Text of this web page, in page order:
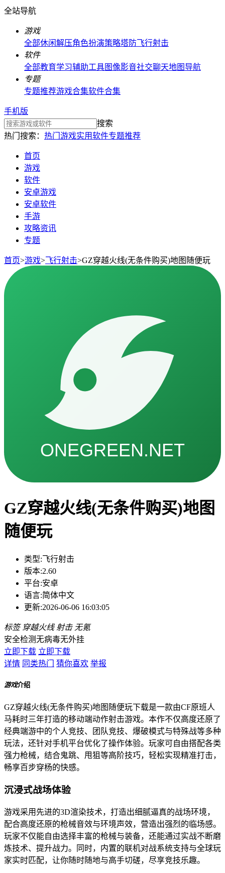
全站导航
游戏
全部休闲解压角色扮演策略塔防飞行射击
软件
全部教育学习辅助工具图像影音社交聊天地图导航
专题
专题推荐游戏合集软件合集
手机版
搜索
热门搜索： 热门游戏实用软件专题推荐
首页
游戏
软件
安卓游戏
安卓软件
手游
攻略资讯
专题
首页>游戏>飞行射击>GZ穿越火线(无条件购买)地图随便玩
GZ穿越火线(无条件购买)地图
随便玩
类型:飞行射击
版本:2.60
平台:安卓
语言:简体中文
更新:2026-06-06 16:03:05
标签 穿越火线 射击 无氪
安全检测无病毒无外挂
立即下载 立即下载
详情 同类热门 猜你喜欢 举报
游戏介绍
GZ穿越火线(无条件购买)地图随便玩下载是一款由CF原班人
马耗时三年打造的移动端动作射击游戏。本作不仅高度还原了
经典端游中的个人竞技、团队竞技、爆破模式与特殊战等多种
玩法，还针对手机平台优化了操作体验。玩家可自由搭配各类
强力枪械，结合鬼跳、甩狙等高阶技巧，轻松实现精准打击，
畅享百步穿杨的快感。
沉浸式战场体验
游戏采用先进的3D渲染技术，打造出细腻逼真的战场环境，
配合高度还原的枪械音效与环境声效，营造出强烈的临场感。
玩家不仅能自由选择丰富的枪械与装备，还能通过实战不断磨
炼技术、提升战力。同时，内置的联机对战系统支持与全球玩
家实时匹配，让你随时随地与高手切磋，尽享竞技乐趣。